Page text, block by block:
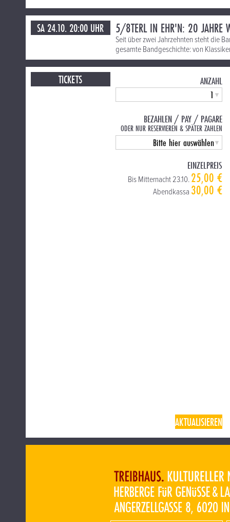
SA 24.10. 20:00 UHR 5/8TERL IN EHR'N: 20 JAHRE
Seit über zwei Jahrzehnten steht die
gesamte Bandgeschichte: von
TICKETS ANZAHL
BEZAHLEN / PAY / PAGARE
ODER NUR RESERVIEREN & SPÄTER ZAHLEN
EINZELPREIS
Bis Mitternacht 23.10.25,00 €
Abendkassa 30,00 €
AKTUALISIEREN